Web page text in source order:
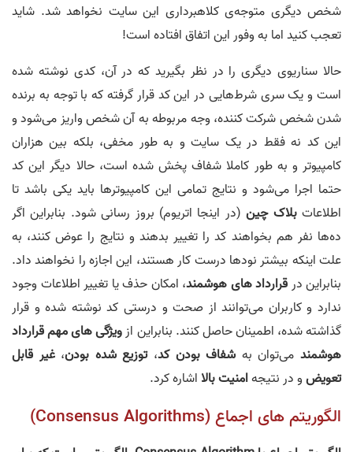
شخص دیگری متوجه‌ی کلاهبرداری این سایت نخواهد شد. شاید
تعجب کنید اما به وفور این اتفاق افتاده است!
حالا سناریوی دیگری را در نظر بگیرید که در آن، کدی نوشته شده
است و یک سری شرط‌هایی در این کد قرار گرفته که با توجه به برنده
شدن شخص شرکت کننده، وجه مربوطه به آن شخص واریز می‌شود و
این کد نه فقط در یک سایت و به طور مخفی، بلکه بین هزاران
کامپیوتر و به طور کاملا شفاف پخش شده است، حالا دیگر این کد
حتما اجرا می‌شود و نتایج تمامی این کامپیوترها باید یکی باشد تا
اطلاعاتبلاک چین(در اینجا اتریوم) بروز رسانی شود. بنابراین اگر
ده‌ها نفر هم بخواهند کد را تغییر بدهند و نتایج را عوض کنند، به
علت اینکه بیشتر نودها درست کار هستند، این اجازه را نخواهند داد.
بنابراین درقرارداد های هوشمند، امکان حذف یا تغییر اطلاعات وجود
ندارد و کاربران می‌توانند از صحت و درستی کد نوشته شده و قرار
گذاشته شده، اطمینان حاصل کنند. بنابراین ازویژگی های مهم قرارداد
هوشمندمی‌توان به شفاف بودن کد، توزیع شده بودن،غیر قابل
تعویضو در نتیجهامنیت بالا اشاره کرد.
الگوریتم های اجماع (Consensus Algorithms)